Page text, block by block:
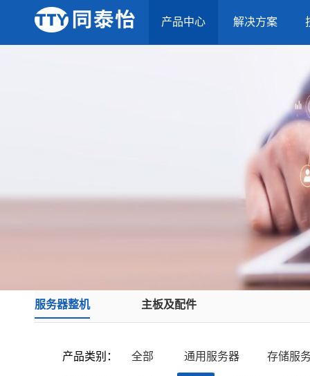
产品中心 解决方案
服务器整机 主板及配件
产品类别： 全部 通用服务器 存储服